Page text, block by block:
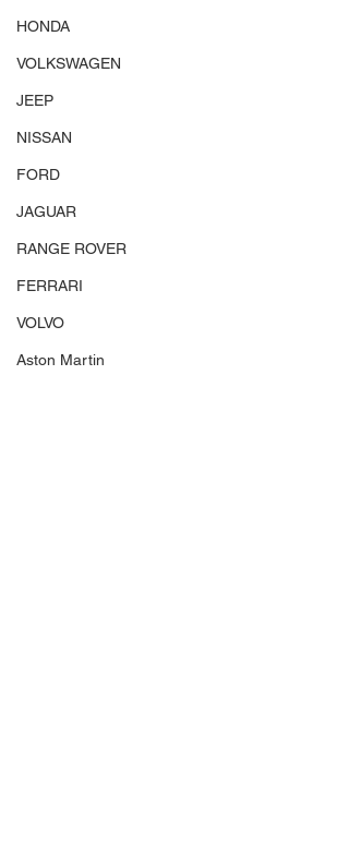
HONDA
VOLKSWAGEN
JEEP
NISSAN
FORD
JAGUAR
RANGE ROVER
FERRARI
VOLVO
Aston Martin